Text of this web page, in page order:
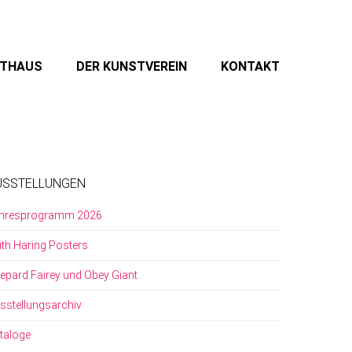
DER KUNSTVEREIN KONTAKT
2026
Haring Posters
Fairey und Obey Giant